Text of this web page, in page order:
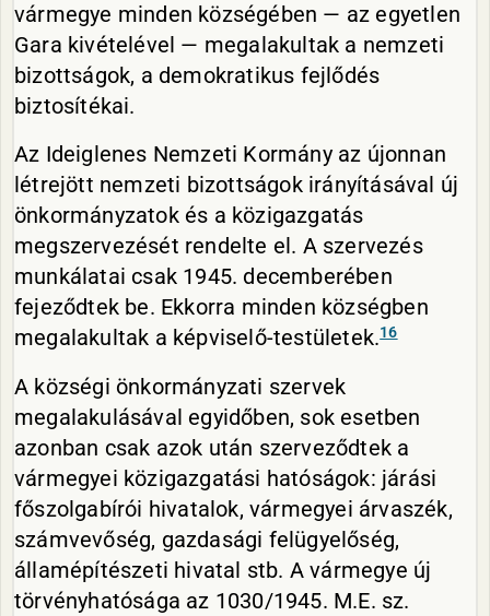
vármegye minden községében — az egyetlen
Gara kivételével — megalakultak a nemzeti
bizottságok, a demokratikus fejlődés
biztosítékai.
Az Ideiglenes Nemzeti Kormány az újonnan
létrejött nemzeti bizottságok irányításával új
önkormányzatok és a közigazgatás
megszervezését rendelte el. A szervezés
munkálatai csak 1945. decemberében
fejeződtek be. Ekkorra minden községben
megalakultak a képviselő-testületek.16
A községi önkormányzati szervek
megalakulásával egyidőben, sok esetben
azonban csak azok után szerveződtek a
vármegyei közigazgatási hatóságok: járási
főszolgabírói hivatalok, vármegyei árvaszék,
számvevőség, gazdasági felügyelőség,
államépítészeti hivatal stb. A vármegye új
törvényhatósága az 1030/1945. M.E. sz.